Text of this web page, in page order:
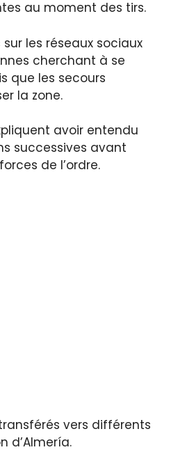
au moment des tirs.
les réseaux sociaux
cherchant à se
que les secours
la zone.
avoir entendu
successives avant
de l’ordre.
vers différents
d’Almería.